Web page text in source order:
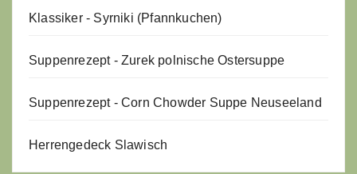
Klassiker - Syrniki (Pfannkuchen)
Suppenrezept - Zurek polnische Ostersuppe
Suppenrezept - Corn Chowder Suppe Neuseeland
Herrengedeck Slawisch